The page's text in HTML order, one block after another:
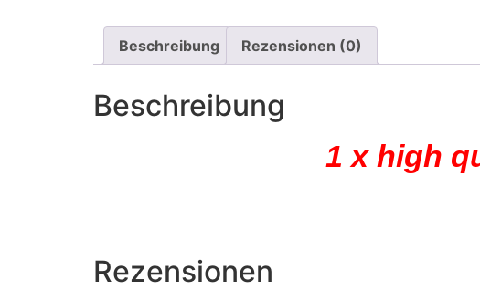
Beschreibung Rezensionen (0)
Beschreibung
1 x high
Rezensionen